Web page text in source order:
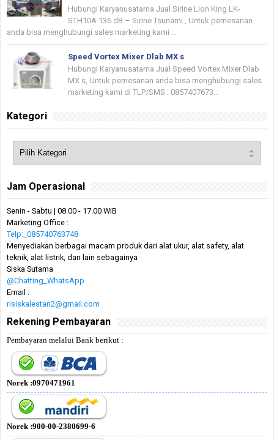
Hubungi Karyanusatama Jual Sirine Lion King LK-
STH10A 136 dB – Sirine Tsunami , Untuk pemesanan
anda bisa menghubungi sales marketing kami ...
Speed Vortex Mixer Dlab MX s
Hubungi Karyanusatama Jual Speed Vortex Mixer Dlab
MX s, Untuk pemesanan anda bisa menghubungi sales
marketing kami di TLP/SMS : 0857407673...
Kategori
Jam Operasional
Senin - Sabtu | 08.00 - 17.00 WIB
Marketing Office :
Telp:_085740763748
Menyediakan berbagai macam produk dari alat ukur, alat safety, alat
teknik, alat listrik, dan lain sebagainya
Siska Sutama
@Chatting_WhatsApp
Email :
risiskalestari2@gmail.com
Rekening Pembayaran
Pembayaran melalui Bank berikut :
Norek :0970471961
Norek :900-00-2380699-6